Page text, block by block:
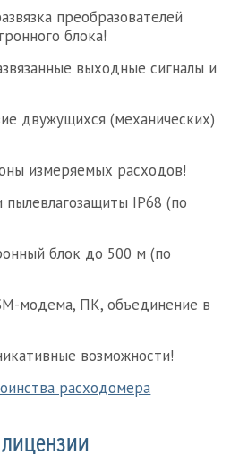
преобразователей
блока!
выходные сигналы и
двужущихся (механических)
измеряемых расходов!
пылевлагозащиты IP68 (по
блок до 500 м (по
модема, ПК, объединение в
возможности!
расходомера